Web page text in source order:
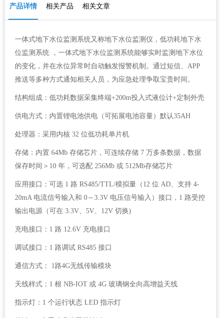
产品详情 相关产品 相关文章
一体式地下水位监测系统又称地下水位监测仪，低功耗地下水
位监测系统 ，一体式地下水位监测系统能够实时监测地下水位
的变化，并在水位异常时自动触发报警机制。通过短信、APP
推送等多种方式通知相关人员，为应急处理争取宝贵时间。
结构组成：低功耗数据采集终端+200m投入式液位计+定制外壳
供电方式：内置锂电池供电（可拓展电池容量）默认35AH
处理器：采用内核 32 位低功耗单片机
存储：内置 64Mb 存储芯片，可连续存储 7 万多条数据，数据
保存时间＞10 年，可选配 256Mb 或 512Mb存储芯片
应用接口：可选 1 路 RS485/TTL/模拟量（12 位 AD、支持 4-
20mA 电流信号输入和 0～3.3V 电压信号输入）接口，1 路受控
输出电源（可在 3.3V、5V、12V 切换)
充电接口：1 路 12.6V 充电接口
调试接口：1 路调试 RS485 接口
通信方式： 1路4G无线传输模块
天线样式：1 根 NB-IOT 或 4G 玻璃钢全向高增益天线
指示灯：1 个运行状态 LED 指示灯